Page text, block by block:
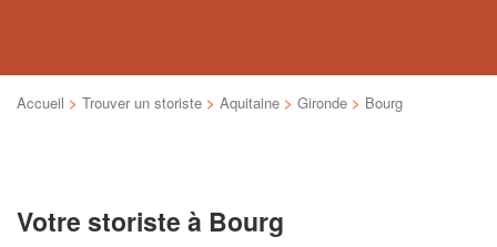
Accueil > Trouver un storiste > Aquitaine > Gironde > Bourg
Votre storiste à Bourg